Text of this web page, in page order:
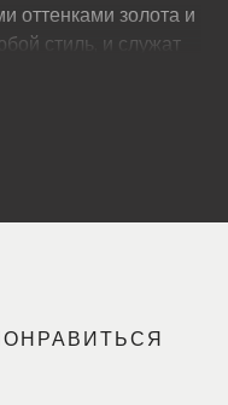
оттенками золота и
стиль, и служат
Белый
и на любом